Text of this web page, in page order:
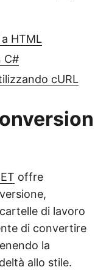
HTML
C#
cURL
offre
di lavoro
di convertire
la
allo stile.